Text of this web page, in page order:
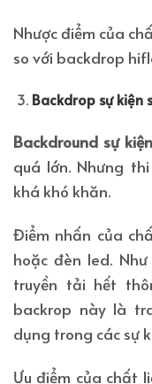
Nhược điểm của
so với backdrop
Backdrop sự kiện
Backdround sự kiện
quá lớn. Nhưng
khá khó khăn.
Điểm nhấn của
hoặc đèn led.
truyền tải hết
backrop này là
dụng trong các sự
Ưu điểm của chất